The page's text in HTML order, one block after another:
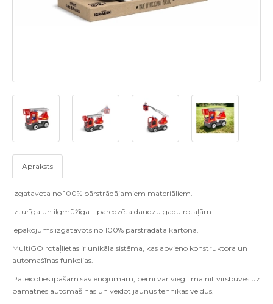
Apraksts
Izgatavota no 100% pārstrādājamiem materiāliem.
Izturīga un ilgmūžīga – paredzēta daudzu gadu rotaļām.
Iepakojums izgatavots no 100% pārstrādāta kartona.
MultiGO rotaļlietas ir unikāla sistēma, kas apvieno konstruktora un
automašīnas funkcijas.
Pateicoties īpašam savienojumam, bērni var viegli mainīt virsbūves uz
pamatnes automašīnas un veidot jaunus tehnikas veidus.